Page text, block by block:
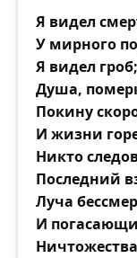
Смерть
А
Я видел
У мирного
Я видел
Душа,
Покину
И жизни
Никто
Последний
Луча
И